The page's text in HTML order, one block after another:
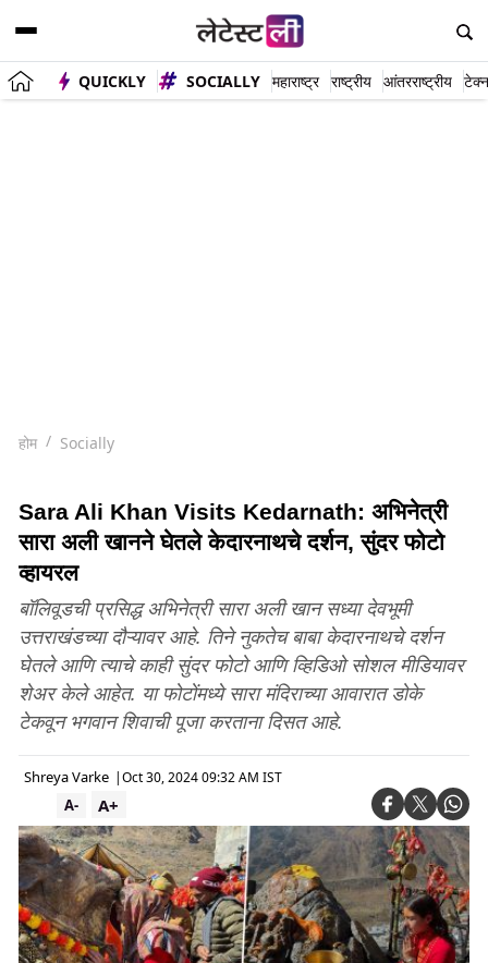
QUICKLY SOCIALLY महाराष्ट्र राष्ट्रीय आंतरराष्ट्रीय
होम Socially
Sara Ali Khan Visits Kedarnath: अभिनेत्री
सारा अली खानने घेतले केदारनाथचे दर्शन, सुंदर फोटो
व्हायरल
बॉलिवूडची प्रसिद्ध अभिनेत्री सारा अली खान सध्या देवभूमी
उत्तराखंडच्या दौऱ्यावर आहे. तिने नुकतेच बाबा केदारनाथचे दर्शन
घेतले आणि त्याचे काही सुंदर फोटो आणि व्हिडिओ सोशल मीडियावर
शेअर केले आहेत. या फोटोंमध्ये सारा मंदिराच्या आवारात डोके
टेकवून भगवान शिवाची पूजा करताना दिसत आहे.
Shreya Varke |Oct 30, 2024 09:32 AM IST
A+
A-